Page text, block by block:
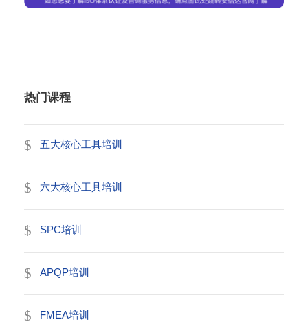
热门课程
五大核心工具培训
六大核心工具培训
SPC培训
APQP培训
FMEA培训